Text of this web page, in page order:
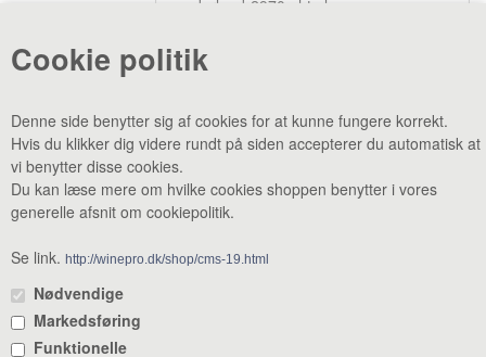
Cookie politik
Denne side benytter sig af cookies for at kunne fungere korrekt.
Hvis du klikker dig videre rundt på siden accepterer du automatisk at
vi benytter disse cookies.
Du kan læse mere om hvilke cookies shoppen benytter i vores
generelle afsnit om cookiepolitik.
Se link. http://winepro.dk/shop/cms-19.html
Nødvendige
Markedsføring
Funktionelle
NYHEDSBREV SMAGEBAR
TILBUD KONTAKT
CVR: 38969188 •Lager & smagebar: Danstrupvej 27 F 3480
+45 80 20 20 25•mail@winepro.dk
Åbningstider: Kontor & varelevering 8 - 16 • Smagebaren 14 - 16